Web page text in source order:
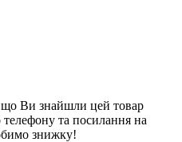
Ви знайшли цей товар
та посилання на
знижку!